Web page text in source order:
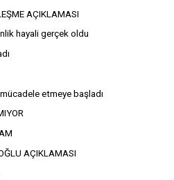
AÇIKLAMASI
hayali gerçek oldu
etmeye başladı
AÇIKLAMASI